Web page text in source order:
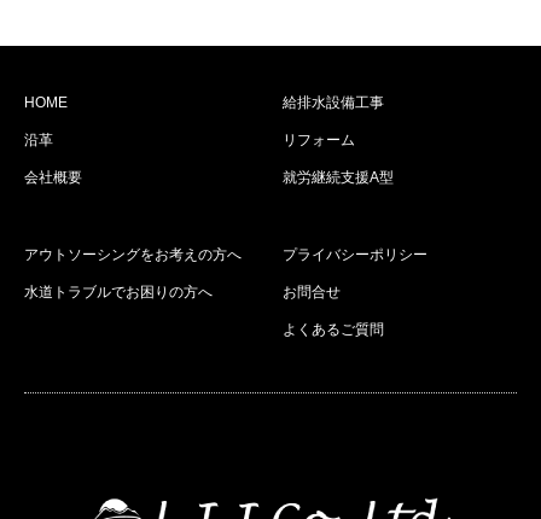
HOME
沿革
会社概要
給排水設備工事
リフォーム
就労継続支援A型
アウトソーシングをお考えの方へ
水道トラブルでお困りの方へ
プライバシーポリシー
お問合せ
よくあるご質問